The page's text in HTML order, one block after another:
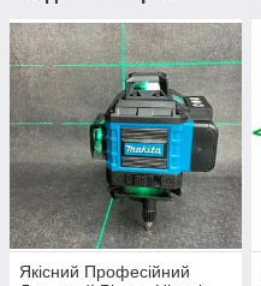
Якісний Професійний